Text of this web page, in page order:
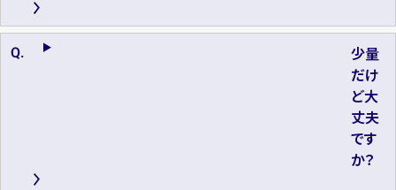
少量
だけ
ど大
丈夫
です
か？